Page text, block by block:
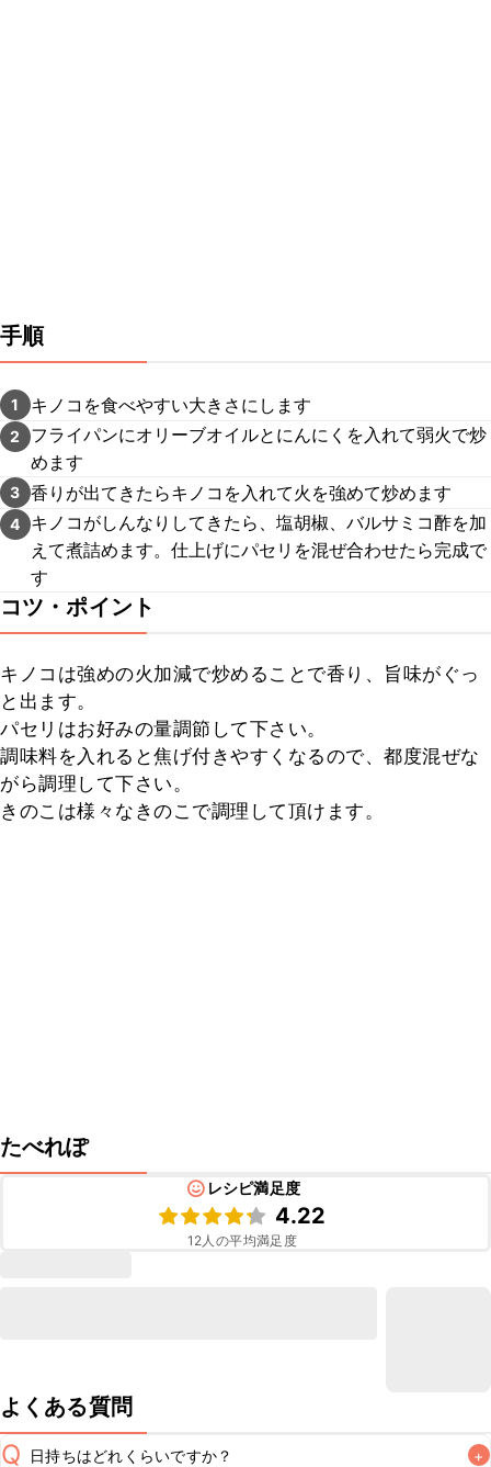
手順
1 キノコを食べやすい大きさにします
2
フライパンにオリーブオイルとにんにくを入れて弱火で炒
めます
3 香りが出てきたらキノコを入れて火を強めて炒めます
4
キノコがしんなりしてきたら、塩胡椒、バルサミコ酢を加
えて煮詰めます。仕上げにパセリを混ぜ合わせたら完成で
す
コツ・ポイント
キノコは強めの火加減で炒めることで香り、旨味がぐっ
と出ます。
パセリはお好みの量調節して下さい。
調味料を入れると焦げ付きやすくなるので、都度混ぜな
がら調理して下さい。
きのこは様々なきのこで調理して頂けます。
たべれぽ
レシピ満足度
4.22
12人の平均満足度
よくある質問
Q 日持ちはどれくらいですか？ +